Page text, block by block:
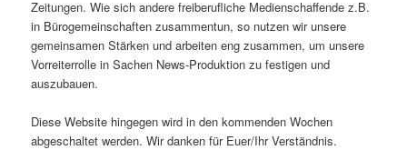
Zeitungen. Wie sich andere freiberufliche Medienschaffende z.B.
in Bürogemeinschaften zusammentun, so nutzen wir unsere
gemeinsamen Stärken und arbeiten eng zusammen, um unsere
Vorreiterrolle in Sachen News-Produktion zu festigen und
auszubauen.
Diese Website hingegen wird in den kommenden Wochen
abgeschaltet werden. Wir danken für Euer/Ihr Verständnis.